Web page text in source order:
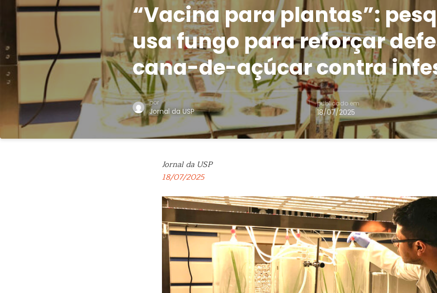
“Vacina para plantas”:
usa fungo para reforçar
cana-de-açúcar contra
por
Jornal da USP
publicado em
18/07/2025
Jornal da USP
18/07/2025